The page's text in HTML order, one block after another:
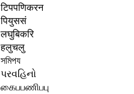
टिपपणिकरन
पियुससं
लघुबिकरि
हलुचलु
সমিপয
પરવહિનો
கைபபணிபபு